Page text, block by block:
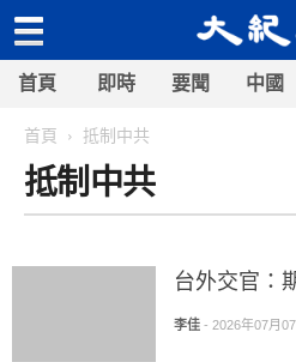
首頁 即時 要聞 中國
首頁 抵制中共
抵制中共
台外交官：
李佳 - 2026年07月07